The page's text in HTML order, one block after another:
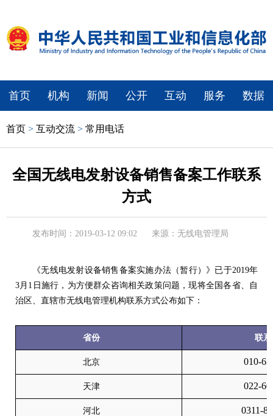
首页 机构 新闻 公开 互动 服务 数据
首页 > 互动交流 > 常用电话
全国无线电发射设备销售备案工作联系
方式
发布时间：2019-03-12 09:02 来源：无线电管理局
《无线电发射设备销售备案实施办法（暂行）》已于2019年
3月1日施行，为方便群众咨询相关政策问题，现将全国各省、自
治区、直辖市无线电管理机构联系方式公布如下：
省份 联
北京 010-
天津 022-
河北 0311-